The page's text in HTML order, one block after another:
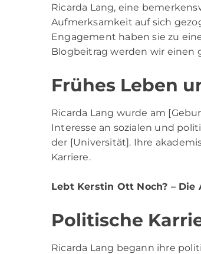
Ricarda Lang, eine
Aufmerksamkeit auf sich
Engagement haben sie zu
Blogbeitrag werden wir einen
Frühes Leben
Ricarda Lang wurde am
Interesse an sozialen und
der [Universität]. Ihre
Karriere.
Lebt Kerstin Ott Noch? – Die
Politische
Ricarda Lang begann ihre